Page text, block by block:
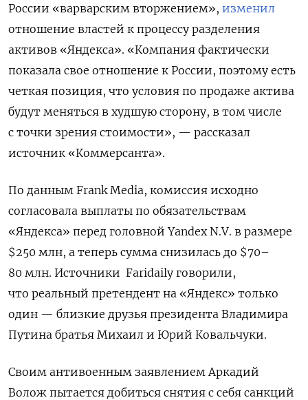
России «варварским вторжением», изменил
отношение властей к процессу разделения
активов «Яндекса». «Компания фактически
показала свое отношение к России, поэтому есть
четкая позиция, что условия по продаже актива
будут меняться в худшую сторону, в том числе
с точки зрения стоимости», — рассказал
источник «Коммерсанта».
По данным Frank Media, комиссия исходно
согласовала выплаты по обязательствам
«Яндекса» перед головной Yandex N.V. в размере
$250 млн, а теперь сумма снизилась до $70–
80 млн. Источники Faridaily говорили,
что реальный претендент на «Яндекс» только
один — близкие друзья президента Владимира
Путина братья Михаил и Юрий Ковальчуки.
Своим антивоенным заявлением Аркадий
Волож пытается добиться снятия с себя санкций